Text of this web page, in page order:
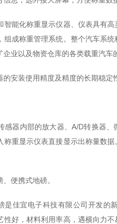
智能化称重显示仪器、仪表具有
组成称重管理系统。整个汽车系
业以及物资仓库的各类载重汽
的安装使用精度及精度的长期稳定
感器内部的放大器、A/D转换器
称重显示仪表直接显示出称量数
便携式地磅。
是佳宜电子科技有限公司开发的
性好，材料利用率高，遇横向力